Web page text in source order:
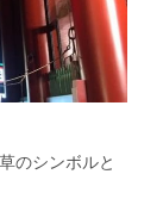
のシンボルと